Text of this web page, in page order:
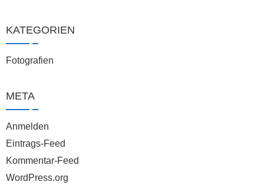
KATEGORIEN
Fotografien
META
Anmelden
Eintrags-Feed
Kommentar-Feed
WordPress.org